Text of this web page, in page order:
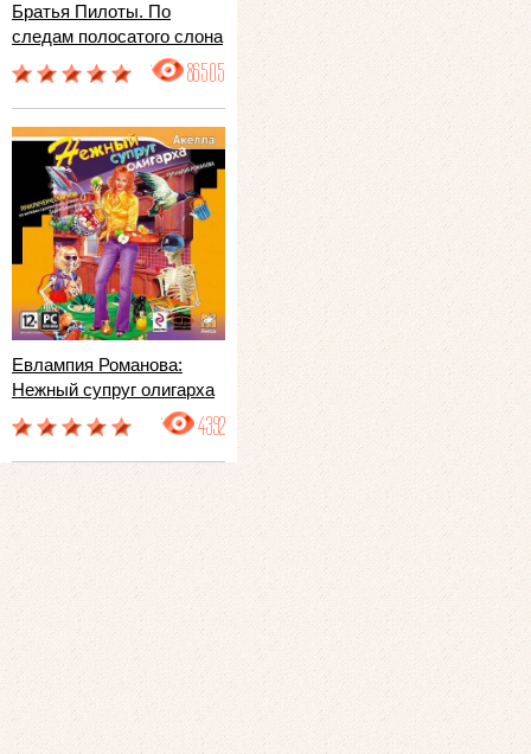
Братья Пилоты. По
следам полосатого слона
86505
Евлампия Романова:
Нежный супруг олигарха
4392